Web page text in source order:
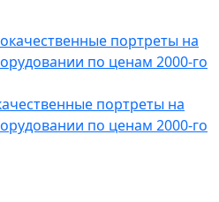
портреты на
по ценам 2000-го